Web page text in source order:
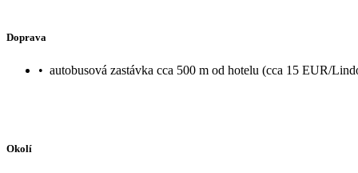
Doprava
• autobusová zastávka cca 500 m od hotelu (cca 15 EUR/
Okolí